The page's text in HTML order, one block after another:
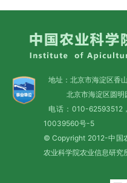
地址：北京市海淀区香
北京市海淀区圆明
电话：010-
10039560号-5
© Copyright 2012-中国
农业科学院农业信息研究